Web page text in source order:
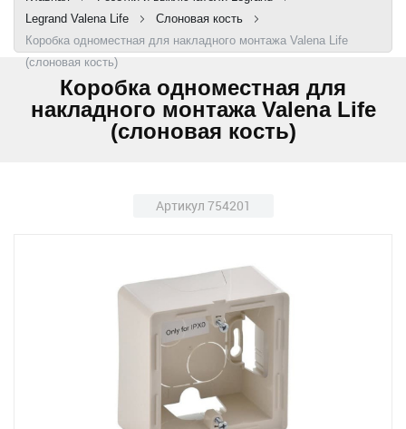
Legrand Valena Life
Слоновая кость
Коробка одноместная для накладного монтажа Valena Life
(слоновая кость)
Коробка одноместная для
накладного монтажа Valena Life
(слоновая кость)
Артикул 754201